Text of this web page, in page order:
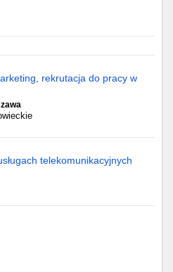
rekrutacja do pracy w
telekomunikacyjnych